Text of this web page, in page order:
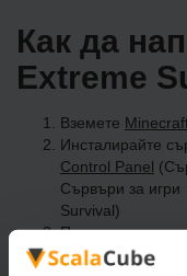
Как да
Extreme
Вземете
Инсталирайте
Control Panel
Сървъри за
Survival)
Приятна игра на